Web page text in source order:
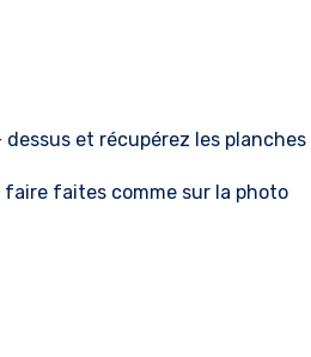
et récupérez les planches
faites comme sur la photo